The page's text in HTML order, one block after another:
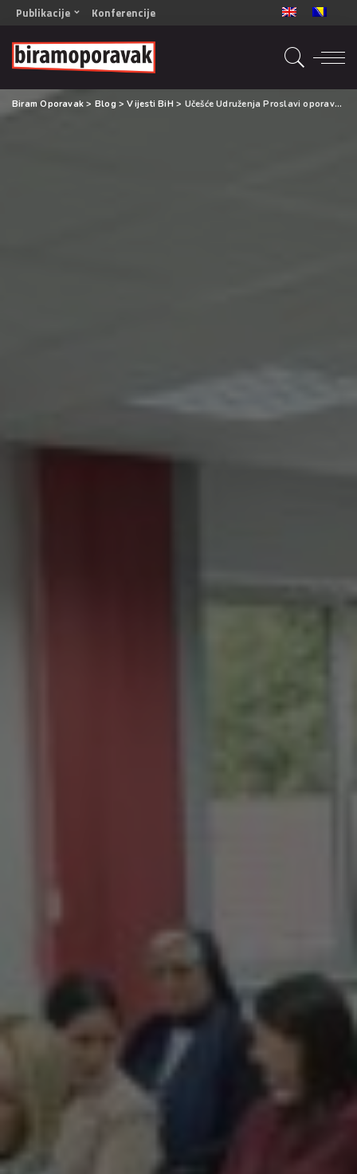
Publikacije
OPORAVAK- Naš zajednički cilj BiH/CG
OPORAVAK- Naš zajednički cilj SRB
RECOVERY- Our common goal ENG
OPORAVAK- Naš zajednički cilj 2
Konferencije
Biram Oporavak > Blog >Vijesti BiH > Učešće Udruženja Proslavi oporavak na 6. Simpoziju alkohologa i stručnjaka za druge ovisnosti